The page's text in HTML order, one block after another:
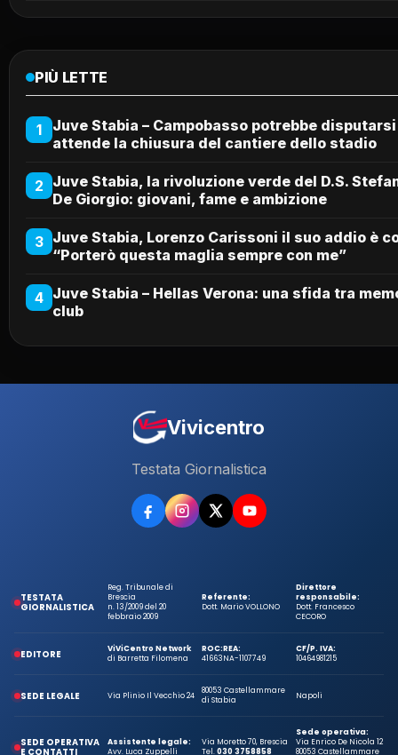
PIÙ LETTE
1
Juve Stabia – Campobasso potrebbe
attende la chiusura del cantiere dello stadio
2 Juve Stabia, la rivoluzione verde del D.S.
De Giorgio: giovani, fame e ambizione
3 Juve Stabia, Lorenzo Carissoni il suo addio è
“Porterò questa maglia sempre con me”
4 Juve Stabia – Hellas Verona: una sfida tra
club
Vivicentro
Testata Giornalistica
TESTATA
GIORNALISTICA
Reg. Tribunale di
Brescia
n. 13/2009 del 20
febbraio 2009
Referente:
Dott. Mario VOLLONO
Direttore
responsabile:
Dott. Francesco
CECORO
EDITORE
ViViCentro Network
di Barretta Filomena
ROC:
41663
REA:
NA-1107749
CF/P. IVA:
10464981215
SEDE LEGALE Via Plinio Il Vecchio 24
80053 Castellammare
di Stabia
Napoli
SEDE OPERATIVA
E CONTATTI
Assistente legale:
Avv. Luca Zuppelli
Via Moretto 70, Brescia
Tel.030 3758858
Sede operativa:
Via Enrico De Nicola 12
80053 Castellammare